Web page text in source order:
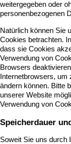
weitergegeben oder
personenbezogenen
Natürlich können Sie
Cookies betrachten.
dass sie Cookies
Verwendung von
Browsers
Internetbrowsers,
ändern können. Bitte
unserer Website
Verwendung von
Speicherdauer
Soweit Sie uns durch